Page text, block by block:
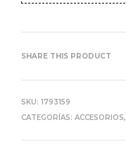
SHARE THIS PRODUCT
SKU: 1793159
CATEGORÍAS: ACCESORIOS,